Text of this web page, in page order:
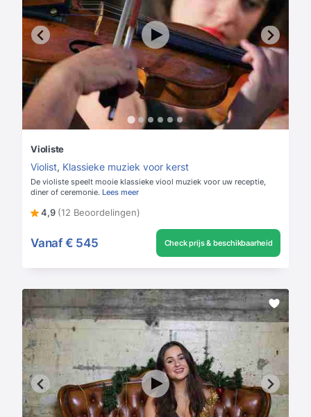
Violiste
Violist, Klassieke muziek voor kerst
De violiste speelt mooie klassieke viool muziek voor uw receptie,
diner of ceremonie. Lees meer
4,9 (12 Beoordelingen)
Vanaf € 545 Check prijs & beschikbaarheid